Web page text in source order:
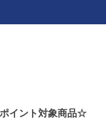
イント対象商品☆